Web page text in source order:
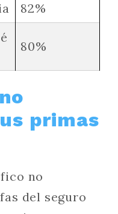
82%
80%
primas
no
del seguro